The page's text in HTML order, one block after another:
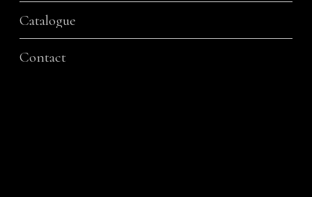
Catalogue
Contact